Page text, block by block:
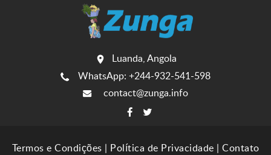
Luanda, Angola
WhatsApp: +244-932-541-598
contact@zunga.info
Termos e Condições Política de Privacidade Contato